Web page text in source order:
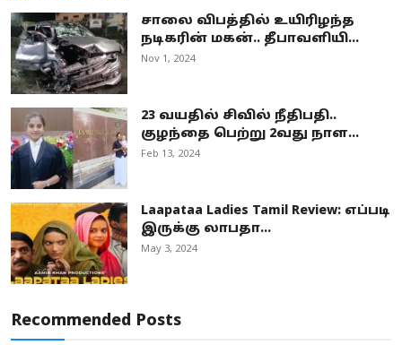
சாலை விபத்தில் உயிரிழந்த
நடிகரின் மகன்.. தீபாவளியி...
Nov 1, 2024
23 வயதில் சிவில் நீதிபதி..
குழந்தை பெற்று 2வது நாள...
Feb 13, 2024
Laapataa Ladies Tamil Review: எப்படி
இருக்கு லாபதா...
May 3, 2024
Recommended Posts